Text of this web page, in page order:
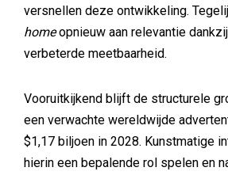
versnellen deze ontwikkeling.
homeopnieuw aan relevantie
verbeterde meetbaarheid.
Vooruitkijkend blijft de structurele
een verwachte wereldwijde
$1,17 biljoen in 2028. Kunstmatige
hierin een bepalende rol spelen en